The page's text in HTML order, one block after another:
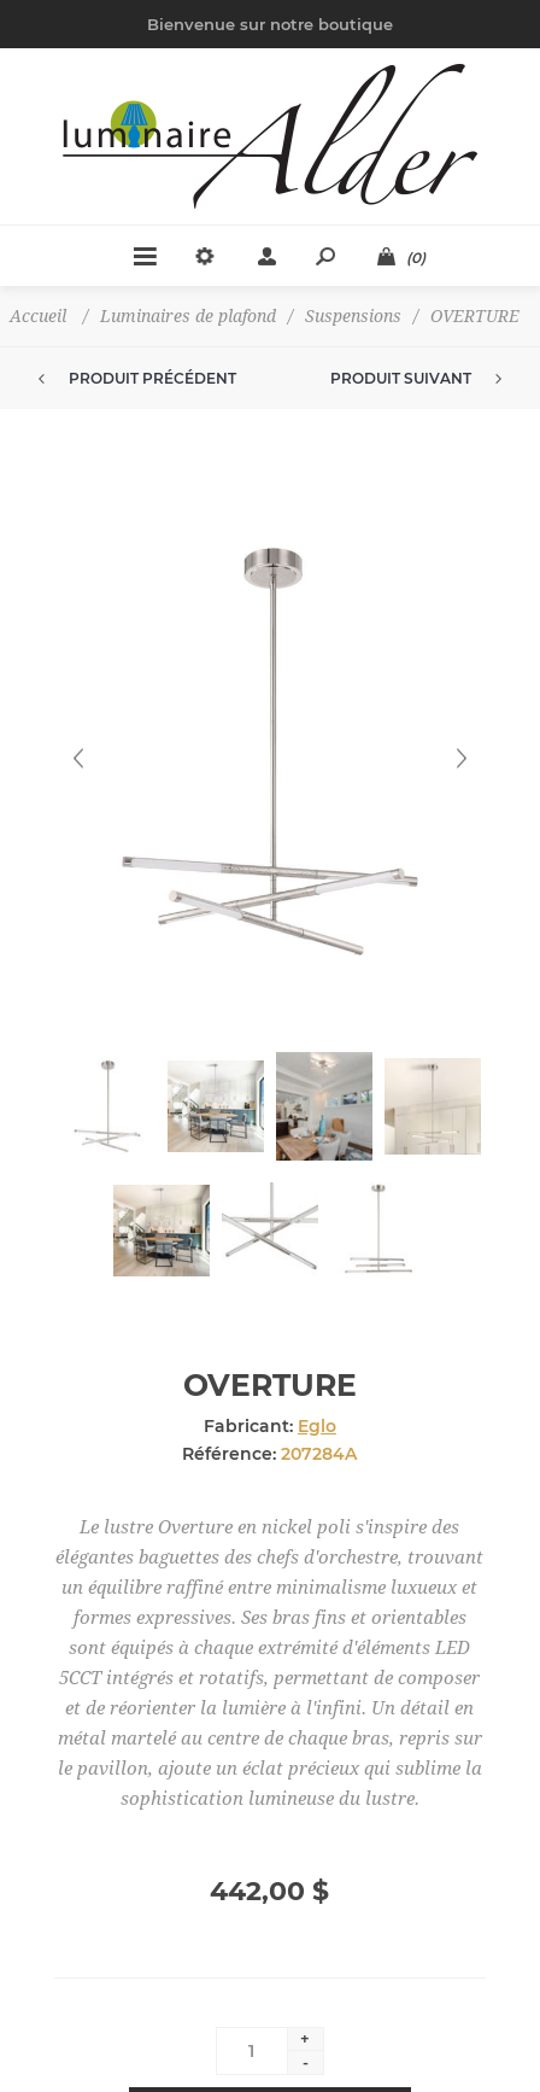
Bienvenue sur notre boutique
(0)
Accueil / Luminaires de plafond / Suspensions / OVERTURE
PRODUIT PRÉCÉDENT PRODUIT SUIVANT
OVERTURE
Fabricant: Eglo
Référence: 207284A
Le lustre Overture en nickel poli s'inspire des
élégantes baguettes des chefs d'orchestre, trouvant
un équilibre raffiné entre minimalisme luxueux et
formes expressives. Ses bras fins et orientables
sont équipés à chaque extrémité d'éléments LED
5CCT intégrés et rotatifs, permettant de composer
et de réorienter la lumière à l'infini. Un détail en
métal martelé au centre de chaque bras, repris sur
le pavillon, ajoute un éclat précieux qui sublime la
sophistication lumineuse du lustre.
442,00 $
+
-